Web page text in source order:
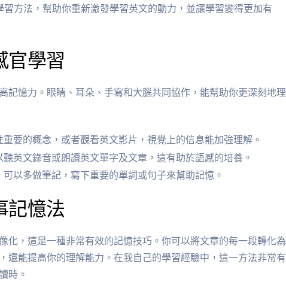
方法，幫助你重新激發學習英文的動力，並讓學習變得更加有
官學習
記憶力。眼睛、耳朵、手寫和大腦共同協作，能幫助你更深刻地理
重要的概念，或者觀看英文影片，視覺上的信息能加強理解。
聽英文錄音或朗讀英文單字及文章，這有助於語感的培養。
可以多做筆記，寫下重要的單詞或句子來幫助記憶。
記憶法
化，這是一種非常有效的記憶技巧。你可以將文章的每一段轉化為
還能提高你的理解能力。在我自己的學習經驗中，這一方法非常有
時。